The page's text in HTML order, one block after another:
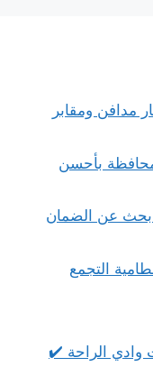
مدافن ومقابر
بأحسن
عن الضمان
التجمع
وادي الراحة ✔️